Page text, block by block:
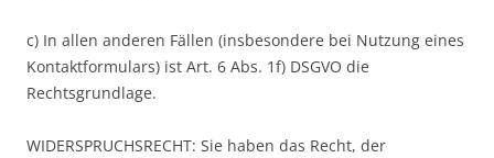
c) In allen anderen Fällen (insbesondere bei Nutzung eines
Kontaktformulars) ist Art. 6 Abs. 1f) DSGVO die
Rechtsgrundlage.
WIDERSPRUCHSRECHT: Sie haben das Recht, der